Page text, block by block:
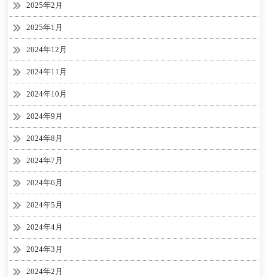
2025年2月
2025年1月
2024年12月
2024年11月
2024年10月
2024年9月
2024年8月
2024年7月
2024年6月
2024年5月
2024年4月
2024年3月
2024年2月